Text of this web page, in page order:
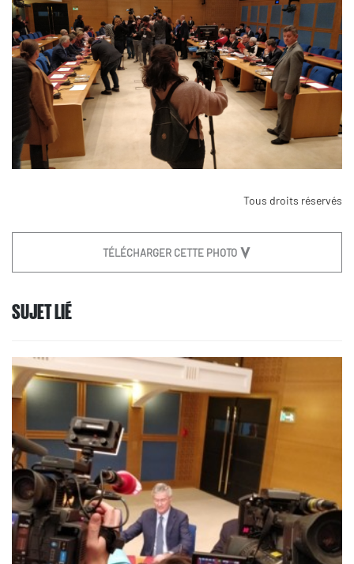
Tous droits réservés
TÉLÉCHARGER CETTE PHOTO
SUJET LIÉ